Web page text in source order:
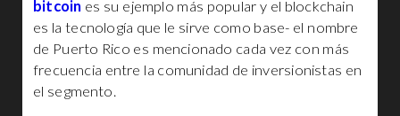
bitcoin es su ejemplo más popular y el blockchain
es la tecnología que le sirve como base- el nombre
de Puerto Rico es mencionado cada vez con más
frecuencia entre la comunidad de inversionistas en
el segmento.